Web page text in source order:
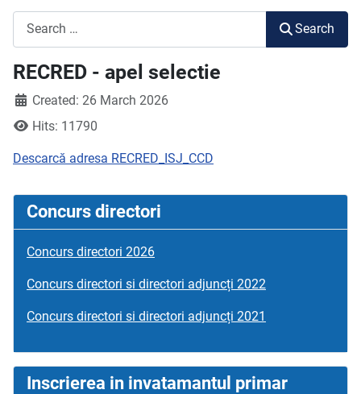
Search
RECRED - apel selectie
Created: 26 March 2026
Hits: 11790
Descarcă adresa RECRED_ISJ_CCD
Concurs directori
Concurs directori 2026
Concurs directori si directori adjuncți 2022
Concurs directori si directori adjuncți 2021
Inscrierea in invatamantul primar